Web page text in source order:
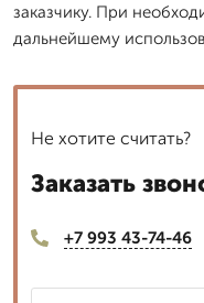
заказчику. При
дальнейшему
Не хотите считать?
Заказать
+7 993 43-74-46